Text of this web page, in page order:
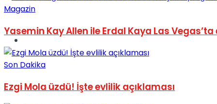
Magazin
Yasemin Kay Allen ile Erdal Kaya Las Vegas’ta
Son Dakika
Ezgi Mola üzdü! İşte evlilik açıklaması